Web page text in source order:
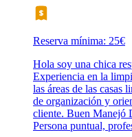
Reserva mínima: 25€
Hola soy una chica
Experiencia en la
las áreas de las casas
de organización y
cliente. Buen Manejó
Persona puntual,